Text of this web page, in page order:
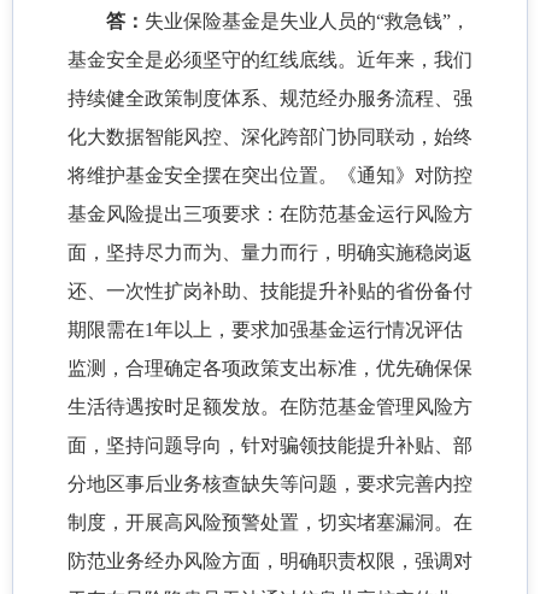
答： 失业保险基金是失业人员的“救急钱”，
基金安全是必须坚守的红线底线。近年来，我们
持续健全政策制度体系、规范经办服务流程、强
化大数据智能风控、深化跨部门协同联动，始终
将维护基金安全摆在突出位置。《通知》对防控
基金风险提出三项要求：在防范基金运行风险方
面，坚持尽力而为、量力而行，明确实施稳岗返
还、一次性扩岗补助、技能提升补贴的省份备付
期限需在1年以上，要求加强基金运行情况评估
监测，合理确定各项政策支出标准，优先确保保
生活待遇按时足额发放。在防范基金管理风险方
面，坚持问题导向，针对骗领技能提升补贴、部
分地区事后业务核查缺失等问题，要求完善内控
制度，开展高风险预警处置，切实堵塞漏洞。在
防范业务经办风险方面，明确职责权限，强调对